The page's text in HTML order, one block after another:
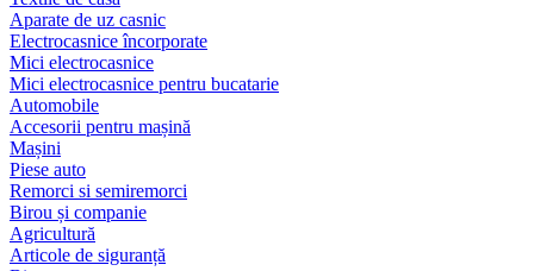
Aparate de uz casnic
Electrocasnice încorporate
Mici electrocasnice
Mici electrocasnice pentru bucatarie
Automobile
Accesorii pentru mașină
Mașini
Piese auto
Remorci si semiremorci
Birou și companie
Agricultură
Articole de siguranță